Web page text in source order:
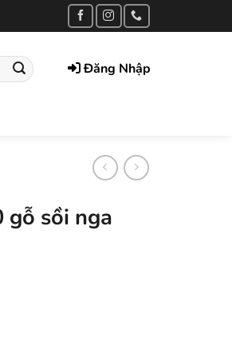
Đăng Nhập
gỗ sồi nga